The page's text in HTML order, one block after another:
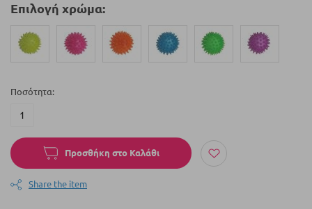
Επιλογή χρώμα:
Ποσότητα
Προσθήκη στο Καλάθι
Share the item